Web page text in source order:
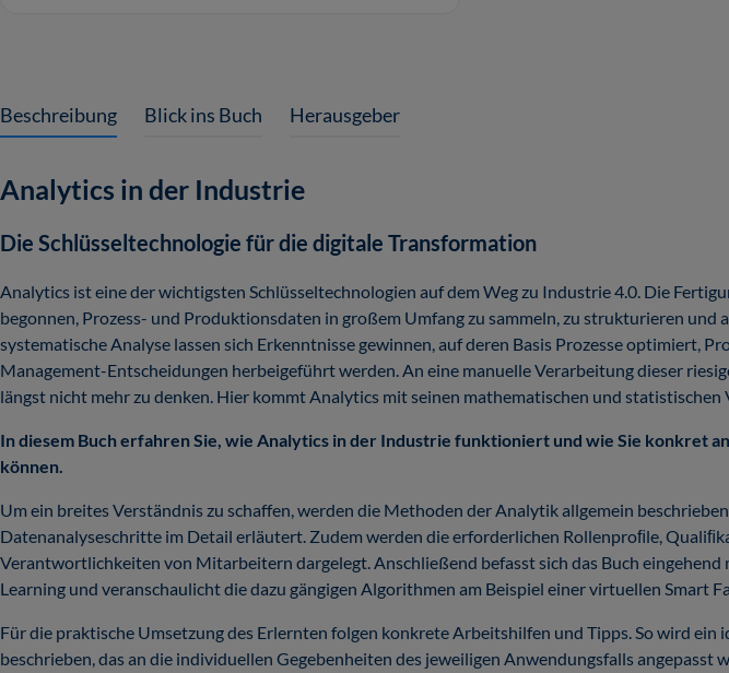
Beschreibung Blick ins Buch Herausgeber
Analytics in der Industrie
Die Schlüsseltechnologie für die digitale Transformation
Analytics ist eine der wichtigsten Schlüsseltechnologien auf dem Weg zu Industrie 4.0. Die
begonnen, Prozess- und Produktionsdaten in großem Umfang zu sammeln, zu strukturieren und
systematische Analyse lassen sich Erkenntnisse gewinnen, auf deren Basis Prozesse optimiert,
Management-Entscheidungen herbeigeführt werden. An eine manuelle Verarbeitung dieser
längst nicht mehr zu denken. Hier kommt Analytics mit seinen mathematischen und statistischen
In diesem Buch erfahren Sie, wie Analytics in der Industrie funktioniert und wie Sie konkret
können.
Um ein breites Verständnis zu schaffen, werden die Methoden der Analytik allgemein
Datenanalyseschritte im Detail erläutert. Zudem werden die erforderlichen Rollenproﬁle,
Verantwortlichkeiten von Mitarbeitern dargelegt. Anschließend befasst sich das Buch eingehend
Learning und veranschaulicht die dazu gängigen Algorithmen am Beispiel einer virtuellen Smart
Für die praktische Umsetzung des Erlernten folgen konkrete Arbeitshilfen und Tipps. So wird ein
beschrieben, das an die individuellen Gegebenheiten des jeweiligen Anwendungsfalls angepasst